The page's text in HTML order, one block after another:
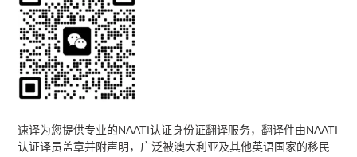
加
到
您
的
购
物
速译为您提供专业的NAATI认证身份证翻译服务，翻译件由NAATI
认证译员盖章并附声明，广泛被澳大利亚及其他英语国家的移民